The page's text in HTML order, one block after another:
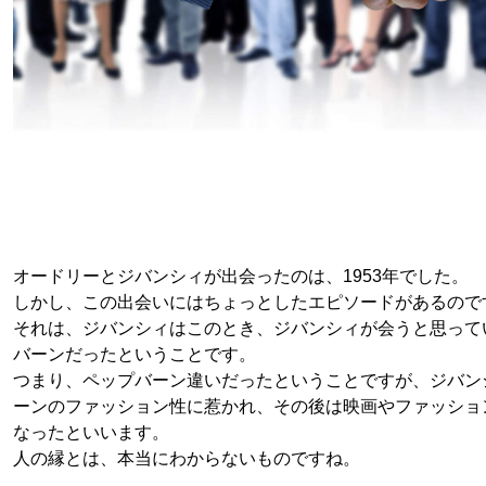
オードリーとジバンシィが出会ったのは、1953年でした。
しかし、この出会いにはちょっとしたエピソードがあるので
それは、ジバンシィはこのとき、ジバンシィが会うと思っ
バーンだったということです。
つまり、ペップバーン違いだったということですが、ジバ
ーンのファッション性に惹かれ、その後は映画やファッシ
なったといいます。
人の縁とは、本当にわからないものですね。